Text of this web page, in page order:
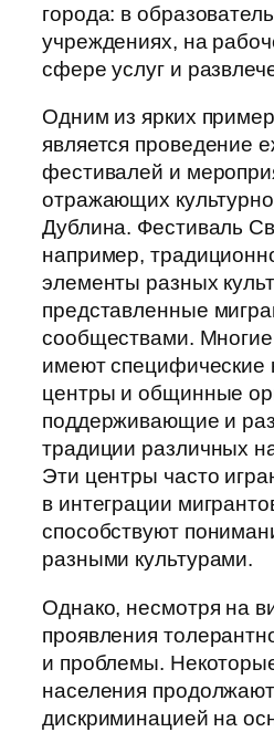
города: в
учреждениях, на
сфере услуг и
Одним из ярких
является проведение
фестивалей и
отражающих
Дублина. Фестиваль
например,
элементы разных
представленные
сообществами.
имеют специфические
центры и общинные
поддерживающие и
традиции различных
Эти центры часто
в интеграции
способствуют
разными культурами.
Однако, несмотря на
проявления
и проблемы.
населения
дискриминацией на